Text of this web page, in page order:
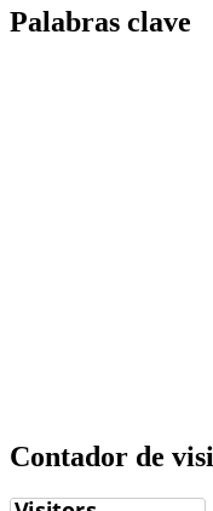
Palabras clave
Contador de